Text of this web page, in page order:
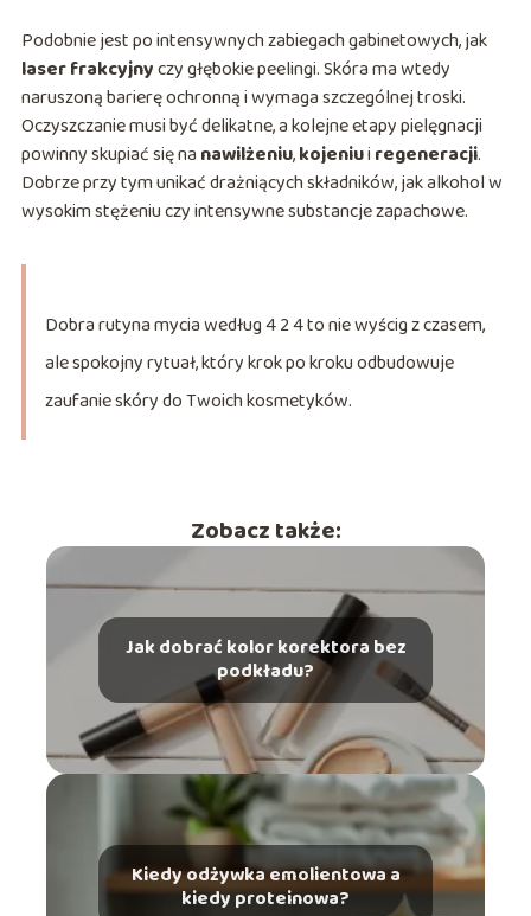
Podobnie jest po intensywnych zabiegach gabinetowych, jak
laser frakcyjnyczy głębokie peelingi. Skóra ma wtedy
naruszoną barierę ochronną i wymaga szczególnej troski.
Oczyszczanie musi być delikatne, a kolejne etapy pielęgnacji
powinny skupiać się na nawilżeniu,kojeniui regeneracji.
Dobrze przy tym unikać drażniących składników, jak alkohol w
wysokim stężeniu czy intensywne substancje zapachowe.
Dobra rutyna mycia według 4 2 4 to nie wyścig z czasem,
ale spokojny rytuał, który krok po kroku odbudowuje
zaufanie skóry do Twoich kosmetyków.
Zobacz także:
Jak dobrać kolor korektora bez
podkładu?
Kiedy odżywka emolientowa a
kiedy proteinowa?